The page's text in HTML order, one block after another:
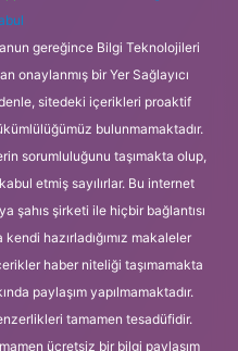
gereğince Bilgi Teknolojileri
onaylanmış bir Yer Sağlayıcı
sitedeki içerikleri proaktif
bulunmamaktadır.
sorumluluğunu taşımakta olup,
etmiş sayılırlar. Bu internet
şahıs şirketi ile hiçbir bağlantısı
hazırladığımız makaleler
haber niteliği taşımamakta
paylaşım yapılmamaktadır.
tamamen tesadüfidir.
ücretsiz bir bilgi paylaşım